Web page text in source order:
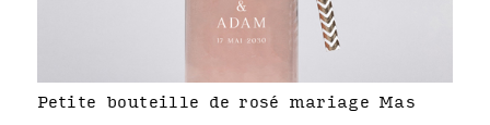
Petite bouteille de rosé mariage Mas